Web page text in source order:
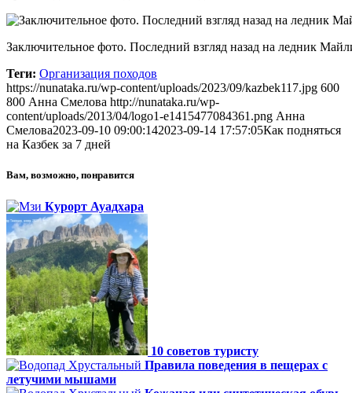
Заключительное фото. Последний взгляд назад на ледник
Теги: Организация походов
https://nunataka.ru/wp-content/uploads/2023/09/kazbek117.jpg 600
800 Анна Смелова http://nunataka.ru/wp-
content/uploads/2013/04/logo1-e1415477084361.png Анна
Смелова2023-09-10 09:00:142023-09-14 17:57:05Как подняться
на Казбек за 7 дней
Вам, возможно, понравится
Курорт Ауадхара
10 советов туристу
Правила поведения в пещерах с
летучими мышами